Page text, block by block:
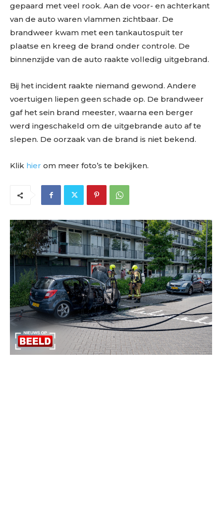
gepaard met veel rook. Aan de voor- en achterkant
van de auto waren vlammen zichtbaar. De
brandweer kwam met een tankautospuit ter
plaatse en kreeg de brand onder controle. De
binnenzijde van de auto raakte volledig uitgebrand.
Bij het incident raakte niemand gewond. Andere
voertuigen liepen geen schade op. De brandweer
gaf het sein brand meester, waarna een berger
werd ingeschakeld om de uitgebrande auto af te
slepen. De oorzaak van de brand is niet bekend.
Klik hier om meer foto’s te bekijken.